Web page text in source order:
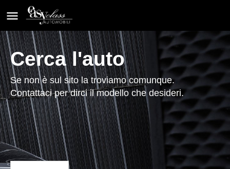
Cerca l'auto
Se non è sul sito la troviamo comunque.
Contattaci per dirci il modello che desideri.